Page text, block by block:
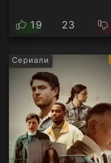
19 23
Сериали